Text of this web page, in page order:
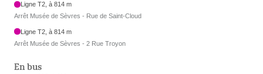
Ligne T2, à 814 m
Arrêt Musée de Sèvres - Rue de Saint-Cloud
Ligne T2, à 814 m
Arrêt Musée de Sèvres - 2 Rue Troyon
En bus